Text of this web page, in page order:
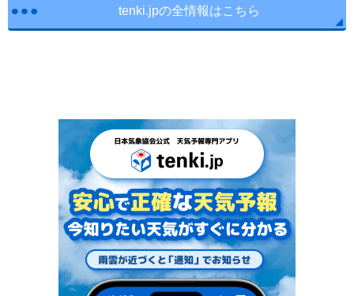
tenki.jpの全情報はこちら